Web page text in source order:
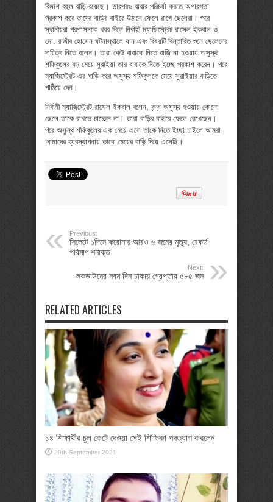
বিলাশ বহুল বাড়ি রয়েছে। তারপরও বাবার পরিচর্যা করতে অপারগতা
প্রকাশ করে তাদের বাড়ির বাইরে উঠানে ফেলে রাখে ছেলেরা। পরে
স্থানীয়রা প্রশাসনকে খবর দিলে নির্বাহী ম্যাজিস্ট্রেট রাসেল ইকবাল ও
মো: রাজীব হোসেন ঘটনাস্থালে যান এবং বিষয়টি বিস্তারিত শুনে ছেলেদের
দায়িত্ব নিতে বলেন। তারা কেউ বাবাকে নিতে রাজি না হওয়ায় অসুস্থ
শফিকুলের বড় মেয়ে সুরাইয়া তার বাবাকে নিতে ইচ্ছে প্রকাশ করেন। পরে
ম্যাজিস্ট্রেট এর গাড়ি করে অসুস্থ শফিকুলকে মেয়ে সুরাইয়ার বাড়িতে
পাঠিয়ে দেন।
নির্বাহী ম্যাজিস্ট্রেট রাসেল ইকবাল বলেন, বৃদ্ধ অসুস্থ হওয়ায় কোনো
ছেলে তাকে রাখতে চাচ্ছেন না। তারা বাড়ির বাইরে ফেলে রেখেছেন।
পরে অসুস্থ শফিকুলের এক মেয়ে এসে তাকে নিতে ইচ্ছা চাইলে আমরা
আমাদের ব্যবস্থাপনায় তাকে মেয়ের বাড়ি দিয়ে এসেছি।
Previous:
সিলেটে ১দিনে করোনায় আরও ৬ জনের মৃত্যু, রেকর্ড
পরিমাণ শনাক্ত
Next:
লকডাউনের নবম দিন ঢাকায় গ্রেপ্তার ৫৮৫ জন
RELATED ARTICLES
১৪ শিক্ষার্থীর চুল কেটে দেওয়া সেই শিক্ষিকা পদত্যাগ করলেন
29th September 2021